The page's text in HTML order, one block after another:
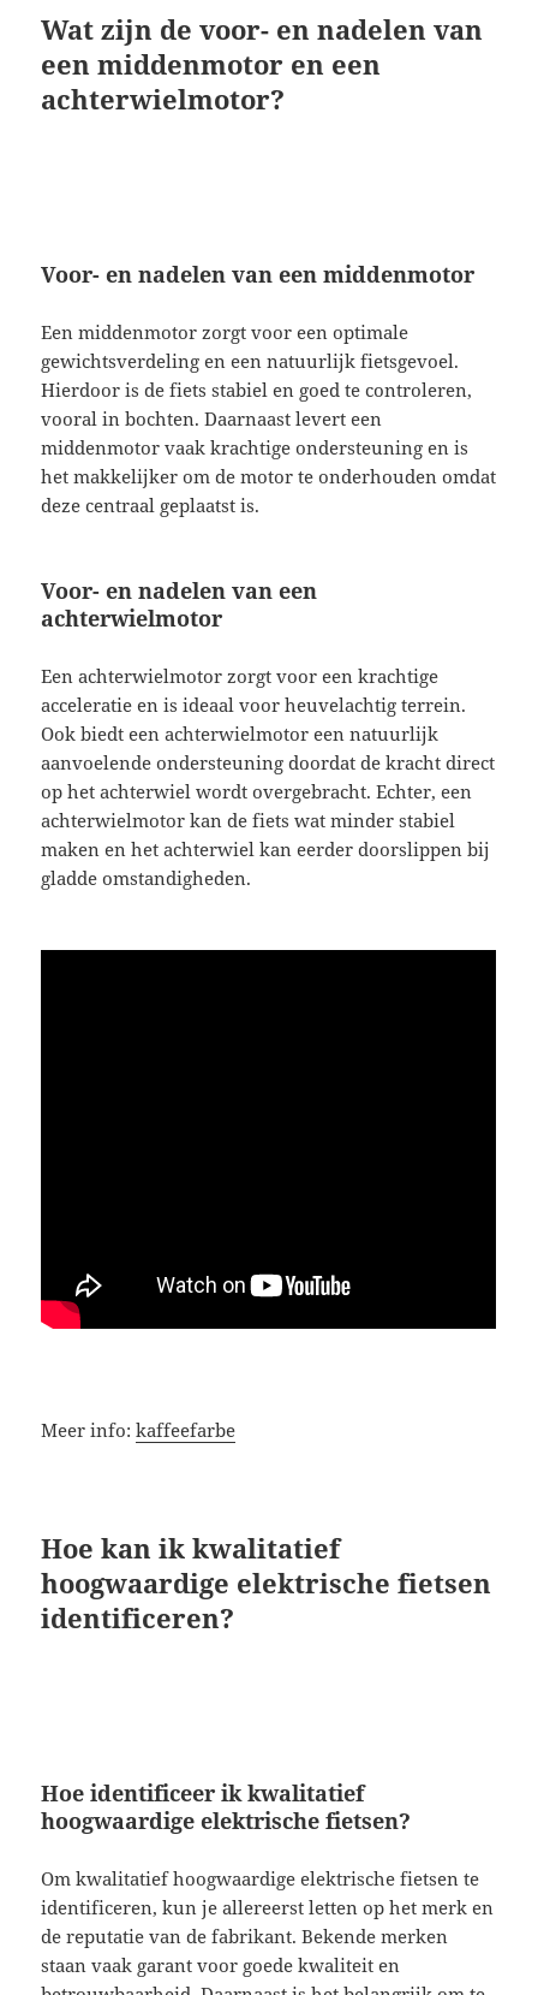
Wat zijn de voor- en nadelen van
een middenmotor en een
achterwielmotor?
Voor- en nadelen van een middenmotor
Een middenmotor zorgt voor een optimale
gewichtsverdeling en een natuurlijk fietsgevoel.
Hierdoor is de fiets stabiel en goed te controleren,
vooral in bochten. Daarnaast levert een
middenmotor vaak krachtige ondersteuning en is
het makkelijker om de motor te onderhouden omdat
deze centraal geplaatst is.
Voor- en nadelen van een
achterwielmotor
Een achterwielmotor zorgt voor een krachtige
acceleratie en is ideaal voor heuvelachtig terrein.
Ook biedt een achterwielmotor een natuurlijk
aanvoelende ondersteuning doordat de kracht direct
op het achterwiel wordt overgebracht. Echter, een
achterwielmotor kan de fiets wat minder stabiel
maken en het achterwiel kan eerder doorslippen bij
gladde omstandigheden.
Meer info:kaffeefarbe
Hoe kan ik kwalitatief
hoogwaardige elektrische fietsen
identificeren?
Hoe identificeer ik kwalitatief
hoogwaardige elektrische fietsen?
Om kwalitatief hoogwaardige elektrische fietsen te
identificeren, kun je allereerst letten op het merk en
de reputatie van de fabrikant. Bekende merken
staan vaak garant voor goede kwaliteit en